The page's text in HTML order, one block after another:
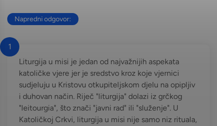
Napredni odgovor:
1
Liturgija u misi je jedan od najvažnijih aspekata
katoličke vjere jer je sredstvo kroz koje vjernici
sudjeluju u Kristovu otkupiteljskom djelu na opipljiv
i duhovan način. Riječ "liturgija" dolazi iz grčkog
"leitourgia", što znači "javni rad" ili "služenje". U
Katoličkoj Crkvi, liturgija u misi nije samo niz rituala,